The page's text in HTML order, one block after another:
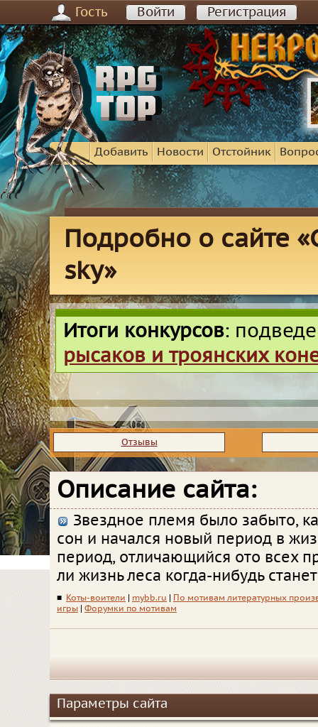
Гость Войти Регистрация
Добавить Новости Отстойник
Подробно о сайте
sky»
Итоги конкурсов:
рысаков и троянских
Отзывы
Описание сайта:
Звездное племя было забыто,
сон и начался новый период в
период, отличающийся ото всех
ли жизнь леса когда-нибудь
■ Коты-воители mybb.ru
По мотивам литературных
игры
Форумки по мотивам
Параметры сайта